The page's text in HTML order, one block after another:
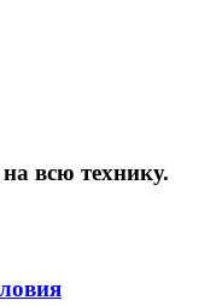
всю технику.